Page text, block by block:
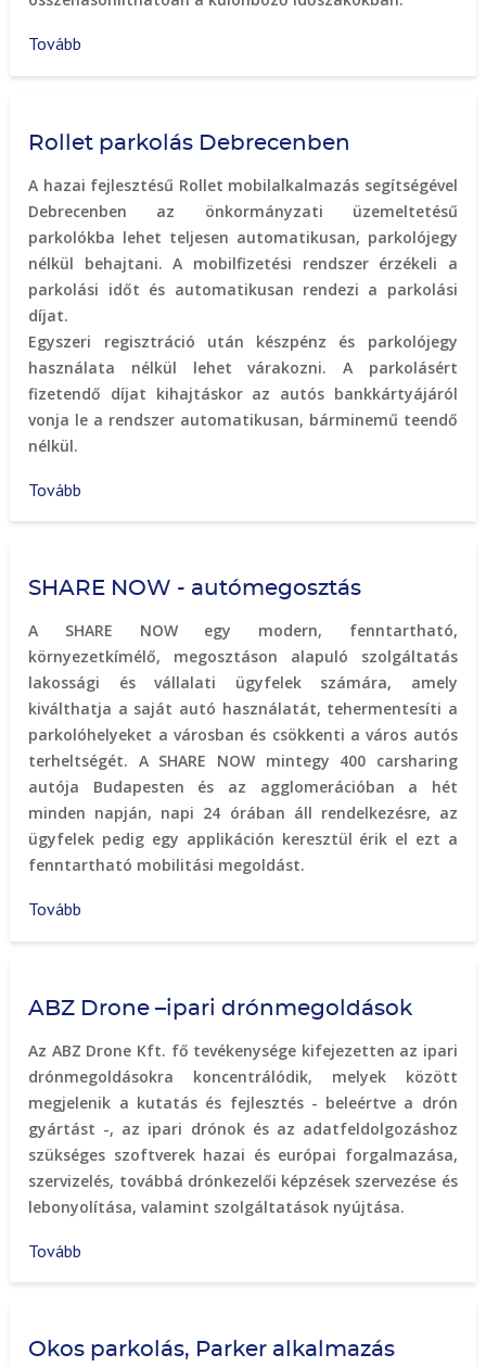
Tovább
Zrt.
autóbuszain
Rollet parkolás Debrecenben
A hazai fejlesztésű Rollet mobilalkalmazás segítségével
Debrecenben az önkormányzati üzemeltetésű
parkolókba lehet teljesen automatikusan, parkolójegy
nélkül behajtani. A mobilfizetési rendszer érzékeli a
parkolási időt és automatikusan rendezi a parkolási
díjat.
Egyszeri regisztráció után készpénz és parkolójegy
használata nélkül lehet várakozni. A parkolásért
fizetendő díjat kihajtáskor az autós bankkártyájáról
vonja le a rendszer automatikusan, bárminemű teendő
nélkül.
Tovább
SHARE NOW - autómegosztás
A SHARE NOW egy modern, fenntartható,
környezetkímélő, megosztáson alapuló szolgáltatás
lakossági és vállalati ügyfelek számára, amely
kiválthatja a saját autó használatát, tehermentesíti a
parkolóhelyeket a városban és csökkenti a város autós
terheltségét. A SHARE NOW mintegy 400 carsharing
autója Budapesten és az agglomerációban a hét
minden napján, napi 24 órában áll rendelkezésre, az
ügyfelek pedig egy applikáción keresztül érik el ezt a
fenntartható mobilitási megoldást.
Tovább
ABZ Drone –ipari drónmegoldások
Az ABZ Drone Kft. fő tevékenysége kifejezetten az ipari
drónmegoldásokra koncentrálódik, melyek között
megjelenik a kutatás és fejlesztés - beleértve a drón
gyártást -, az ipari drónok és az adatfeldolgozáshoz
szükséges szoftverek hazai és európai forgalmazása,
szervizelés, továbbá drónkezelői képzések szervezése és
lebonyolítása, valamint szolgáltatások nyújtása.
Tovább
drónmegoldások)
Okos parkolás, Parker alkalmazás